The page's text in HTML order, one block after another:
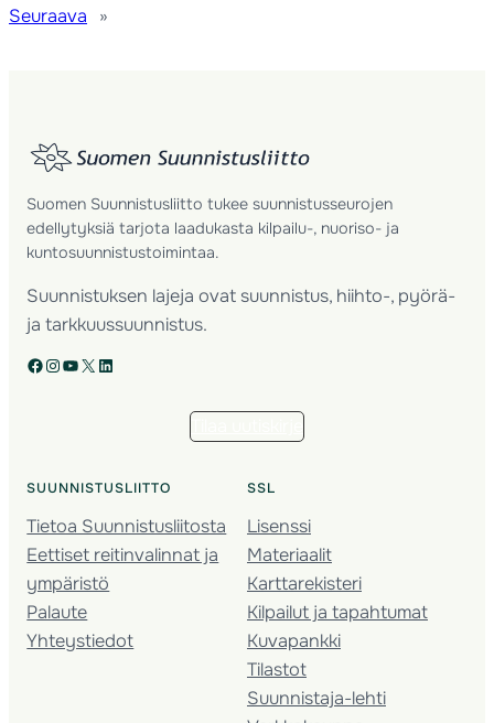
Seuraava
»
Suomen Suunnistusliitto tukee suunnistusseurojen
edellytyksiä tarjota laadukasta kilpailu-, nuoriso- ja
kuntosuunnistustoimintaa.
Suunnistuksen lajeja ovat suunnistus, hiihto-, pyörä-
ja tarkkuussuunnistus.
Facebook Instagram YouTube X LinkedIn
SUUNNISTUSLIITTO
Tietoa Suunnistusliitosta
Eettiset reitinvalinnat ja
ympäristö
Palaute
Yhteystiedot
SSL
Lisenssi
Materiaalit
Karttarekisteri
Kilpailut ja tapahtumat
Kuvapankki
Tilastot
Suunnistaja-lehti